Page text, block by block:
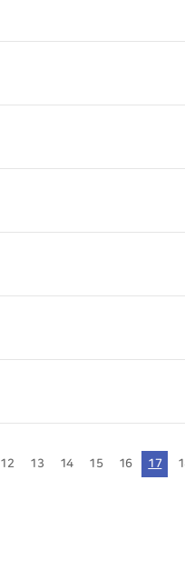
12 13 14 15 16 17